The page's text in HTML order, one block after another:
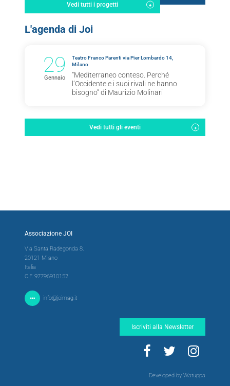
Vedi tutti i progetti
L'agenda di Joi
29
Gennaio
Teatro Franco Parenti via Pier Lombardo 14,
Milano
“Mediterraneo conteso. Perché
l’Occidente e i suoi rivali ne hanno
bisogno” di Maurizio Molinari
Vedi tutti gli eventi
Associazione JOI
Via Santa Radegonda 8,
20121 Milano
Italia
C.F. 97796910152
info@joimag.it
Iscriviti alla Newsletter
Developed by Watuppa